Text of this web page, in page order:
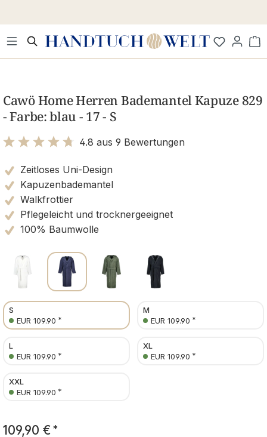
Cawö Home Herren Bademantel Kapuze 829
- Farbe: blau - 17 - S
4.8 aus 9 Bewertungen
Zeitloses Uni-Design
Kapuzenbademantel
Walkfrottier
Pflegeleicht und trocknergeeignet
100% Baumwolle
S
EUR 109.90 *
M
EUR 109.90 *
L
EUR 109.90 *
XL
EUR 109.90 *
XXL
EUR 109.90 *
109,90 € *